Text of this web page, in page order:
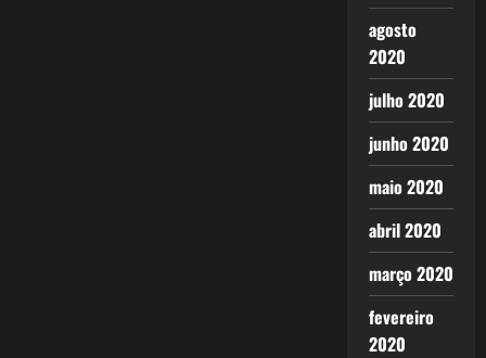
agosto
2020
julho 2020
junho 2020
maio 2020
abril 2020
março 2020
fevereiro
2020